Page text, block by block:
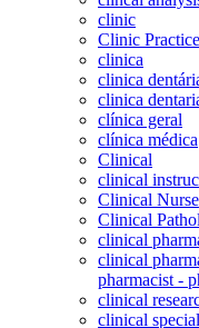
clinic
Clinic
clinica
clinica
clinica
clínica geral
clínica médica
Clinical
clinical
Clinical Nurse
Clinical
clinical
clinical
pharmacist -
clinical
clinical